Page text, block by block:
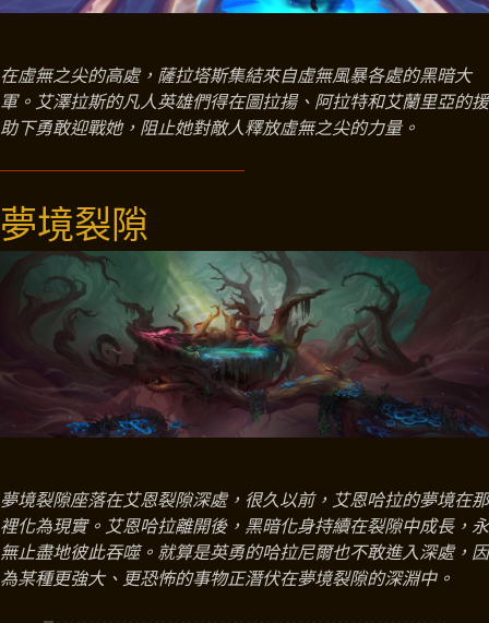
在虛無之尖的高處，薩拉塔斯集結來自虛無風暴各處的黑暗大
軍。艾澤拉斯的凡人英雄們得在圖拉揚、阿拉特和艾蘭里亞的援
助下勇敢迎戰她，阻止她對敵人釋放虛無之尖的力量。
夢境裂隙
夢境裂隙座落在艾恩裂隙深處，很久以前，艾恩哈拉的夢境在那
裡化為現實。艾恩哈拉離開後，黑暗化身持續在裂隙中成長，永
無止盡地彼此吞噬。就算是英勇的哈拉尼爾也不敢進入深處，因
為某種更強大、更恐怖的事物正潛伏在夢境裂隙的深淵中。